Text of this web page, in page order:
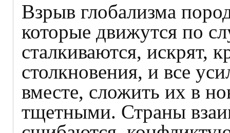
Взрыв глобализма
которые движутся по
сталкиваются, искрят,
столкновения, и все
вместе, сложить их в
тщетными. Страны